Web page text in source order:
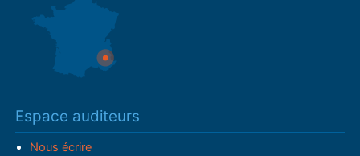
Espace auditeurs
Nous écrire